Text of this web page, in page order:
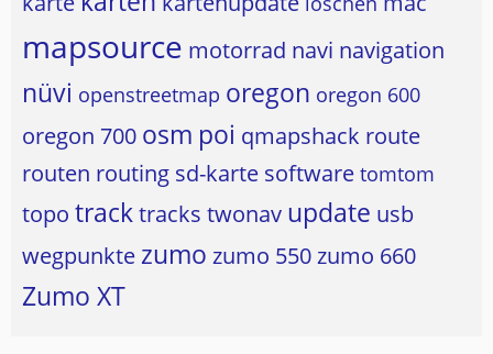
mapsource motorrad navi navigation
nüvi openstreetmap oregon oregon 600
oregon 700 osm poi qmapshack route
routen routing sd-karte software tomtom
topo tracktracks twonav update usb
wegpunkte zumo zumo 550zumo 660
Zumo XT